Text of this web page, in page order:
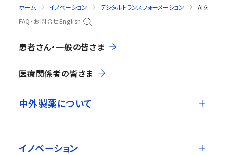
ホーム イノベーション デジタルトランスフォーメーション
AIを活用
FAQ・お問合せEnglish
患者さん・一般の皆さま
医療関係者の皆さま
中外製薬について
イノベーション